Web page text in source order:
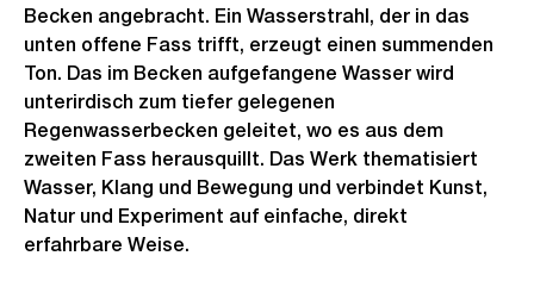
Becken angebracht. Ein Wasserstrahl, der in das
unten offene Fass trifft, erzeugt einen summenden
Ton. Das im Becken aufgefangene Wasser wird
unterirdisch zum tiefer gelegenen
Regenwasserbecken geleitet, wo es aus dem
zweiten Fass herausquillt. Das Werk thematisiert
Wasser, Klang und Bewegung und verbindet Kunst,
Natur und Experiment auf einfache, direkt
erfahrbare Weise.